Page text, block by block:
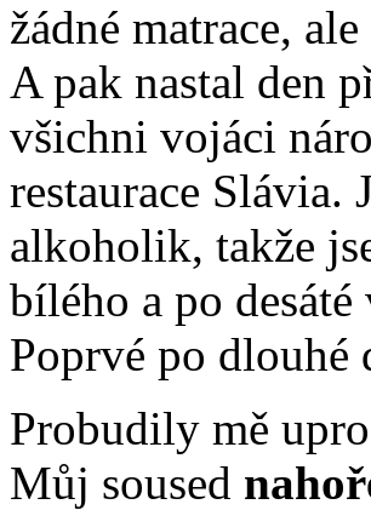
žádné matrace,
A pak nastal den
všichni vojáci
restaurace Slávia.
alkoholik, takže
bílého a po desáté
Poprvé po dlouhé
Probudily mě
Můj soused